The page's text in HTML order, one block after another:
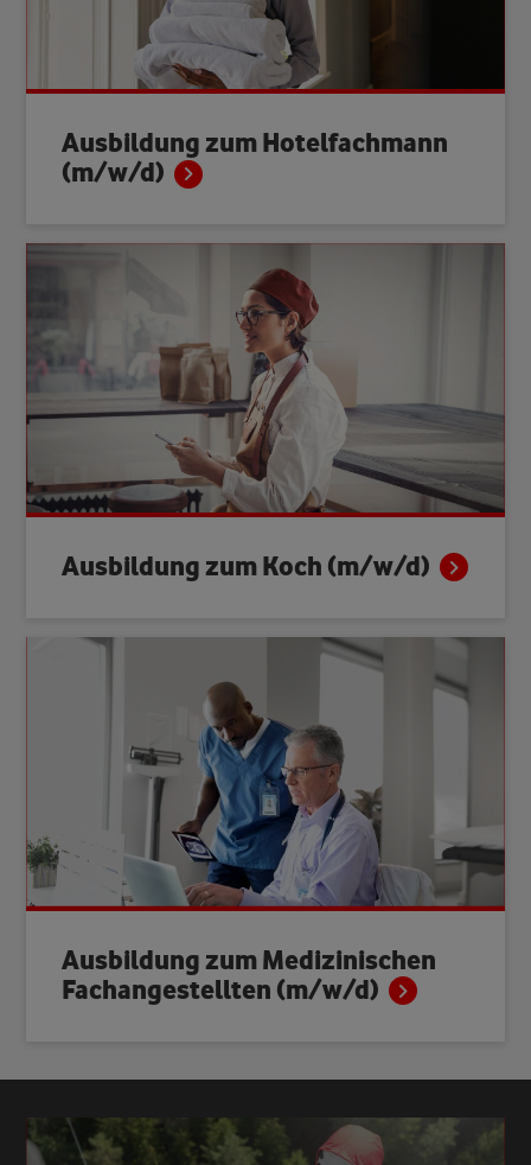
Ausbildung zum Hotelfachmann
(m/w/d)
Ausbildung zum Koch (m/w/d)
Ausbildung zum Medizinischen
Fachangestellten (m/w/d)